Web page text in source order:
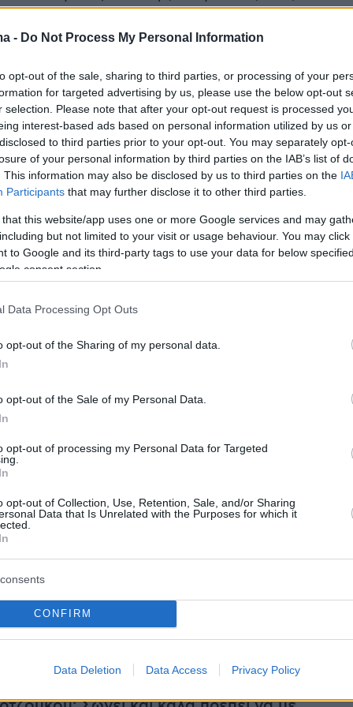
- Do Not Process My Personal Information
opt-out of the sale, sharing to third parties, or processing of your
for targeted advertising by us, please use the below opt-out
selection. Please note that after your opt-out request is processed
interest-based ads based on personal information utilized by us
to third parties prior to your opt-out. You may separately
of your personal information by third parties on the IAB’s list of
This information may also be disclosed by us to third parties on the
Participants that may further disclose it to other third parties.
that this website/app uses one or more Google services and may
but not limited to your visit or usage behaviour. You may
to Google and its third-party tags to use your data for below
consent section.
Data Processing Opt Outs
opt-out of the Sharing of my personal data.
opt-out of the Sale of my Personal Data.
opt-out of processing my Personal Data for Targeted
opt-out of Collection, Use, Retention, Sale, and/or Sharing
Data that Is Unrelated with the Purposes for which it
CONFIRM
Data Deletion Data Access Privacy Policy
ιες μαθητές/τριες θα αξιολογηθούν σε τρία
γλώσσα και μαθηματικά (σε κοινές
τους υποψηφίους για τα Πρότυπα Σχολεία,
ταυτόχρονης εξέτασης) και
Οι ερωτήσεις αξιολόγησης είναι κλειστού
επιλογής.
ες μαθητές/τριες μπορούν να είναι
για έναν ή περισσότερους ή για όλους τους
ως άνω σχολείων. Οι γονείς και κηδεμόνες
τριών θα κληθούν με πρόσκληση, η οποία
και Αθλητισμού και της Διοικούσας
και Πειραματικών Σχολείων
ηλεκτρονική αίτηση
από τα αναγκαία δικαιολογητικά σε ειδική
από την Ουκρανία: Εξαφανίστηκε
στο Ντουμπάι και βρέθηκε 8 μέρες μετά
βίντεο: Χταπόδι κάνει βόλτα πάνω στο...